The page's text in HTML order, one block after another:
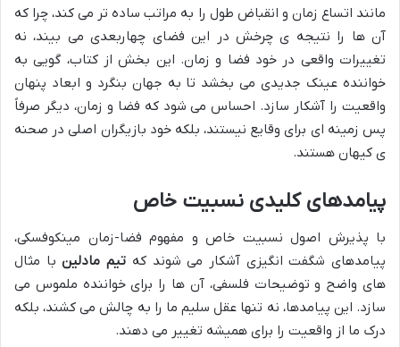
مانند اتساع زمان و انقباض طول را به مراتب ساده تر می کند، چرا که
آن ها را نتیجه ی چرخش در این فضای چهاربعدی می بیند، نه
تغییرات واقعی در خود فضا و زمان. این بخش از کتاب، گویی به
خواننده عینک جدیدی می بخشد تا به جهان بنگرد و ابعاد پنهان
واقعیت را آشکار سازد. احساس می شود که فضا و زمان، دیگر صرفاً
پس زمینه ای برای وقایع نیستند، بلکه خود بازیگران اصلی در صحنه
ی کیهان هستند.
پیامدهای کلیدی نسبیت خاص
با پذیرش اصول نسبیت خاص و مفهوم فضا-زمان مینکوفسکی،
پیامدهای شگفت انگیزی آشکار می شوند که تیم مادلینبا مثال
های واضح و توضیحات فلسفی، آن ها را برای خواننده ملموس می
سازد. این پیامدها، نه تنها عقل سلیم ما را به چالش می کشند، بلکه
درک ما از واقعیت را برای همیشه تغییر می دهند.